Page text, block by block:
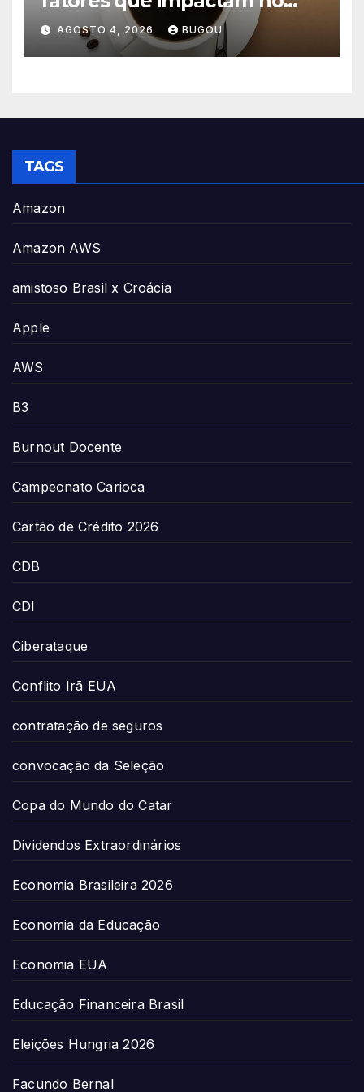
consumo
AGOSTO 4, 2026 BUGOU
TAGS
Amazon
Amazon AWS
amistoso Brasil x Croácia
Apple
AWS
B3
Burnout Docente
Campeonato Carioca
Cartão de Crédito 2026
CDB
CDI
Ciberataque
Conflito Irã EUA
contratação de seguros
convocação da Seleção
Copa do Mundo do Catar
Dividendos Extraordinários
Economia Brasileira 2026
Economia da Educação
Economia EUA
Educação Financeira Brasil
Eleições Hungria 2026
Facundo Bernal